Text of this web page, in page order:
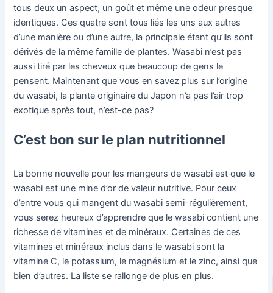
tous deux un aspect, un goût et même une odeur presque
identiques. Ces quatre sont tous liés les uns aux autres
d’une manière ou d’une autre, la principale étant qu’ils sont
dérivés de la même famille de plantes. Wasabi n’est pas
aussi tiré par les cheveux que beaucoup de gens le
pensent. Maintenant que vous en savez plus sur l’origine
du wasabi, la plante originaire du Japon n’a pas l’air trop
exotique après tout, n’est-ce pas?
C’est bon sur le plan nutritionnel
La bonne nouvelle pour les mangeurs de wasabi est que le
wasabi est une mine d’or de valeur nutritive. Pour ceux
d’entre vous qui mangent du wasabi semi-régulièrement,
vous serez heureux d’apprendre que le wasabi contient une
richesse de vitamines et de minéraux. Certaines de ces
vitamines et minéraux inclus dans le wasabi sont la
vitamine C, le potassium, le magnésium et le zinc, ainsi que
bien d’autres. La liste se rallonge de plus en plus.